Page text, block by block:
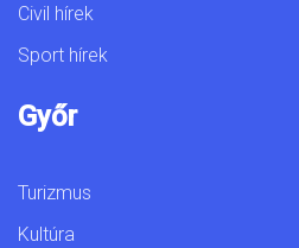
Civil hírek
Sport hírek
Győr
Turizmus
Kultúra